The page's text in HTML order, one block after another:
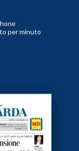
per minuto